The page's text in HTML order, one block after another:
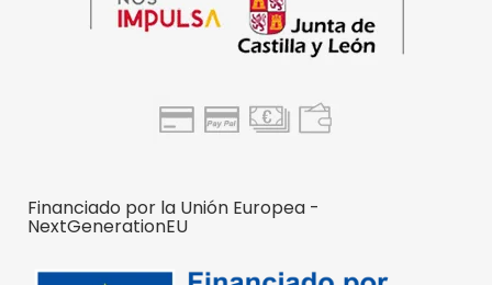
Financiado por la Unión Europea -
NextGenerationEU